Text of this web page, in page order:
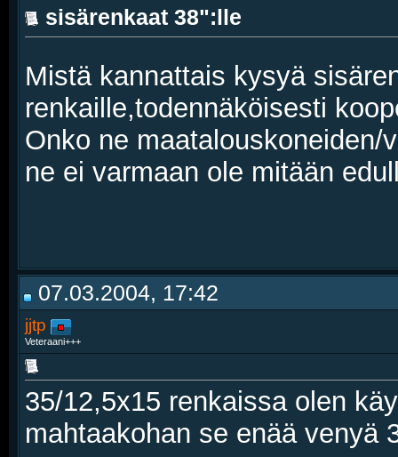
sisärenkaat 38":lle
Mistä kannattais kysyä
renkaille,todennäköisesti
Onko ne maatalouskoneiden/
ne ei varmaan ole mitään
07.03.2004, 17:42
jjtp
Veteraani+++
35/12,5x15 renkaissa olen
mahtaakohan se enää venyä